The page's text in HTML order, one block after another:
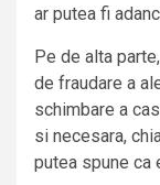
ar putea fi
Pe de alta
de fraudare a
schimbare a
si necesara,
putea spune ca